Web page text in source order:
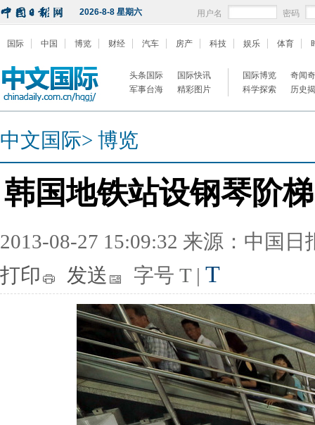
2026-8-8 星期六 用户名 密码
国际 中国 博览 财经 汽车 房产 科技 娱乐 体育
头条国际
国际快讯
军事台海
精彩图片
国际博览
奇闻
科学探索
历史
中文国际> 博览
韩国地铁站设钢琴阶
2013-08-27 15:09:32 来源：中国日
打印
发送 字号 T | T